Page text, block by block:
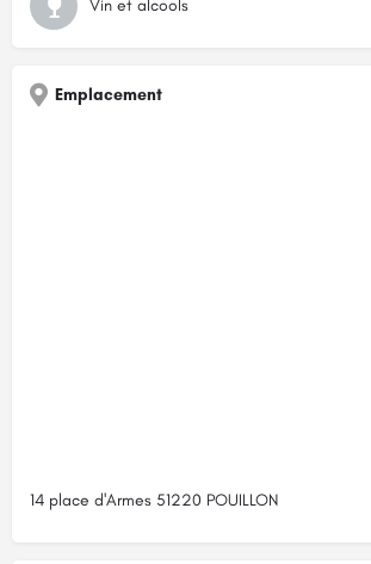
Vin et alcools
Emplacement
14 place d'Armes 51220 POUILLON